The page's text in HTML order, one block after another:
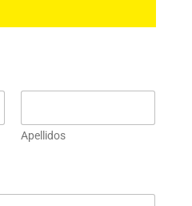
Apellidos